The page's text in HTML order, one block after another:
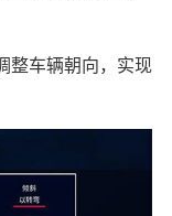
整车辆朝向，实现